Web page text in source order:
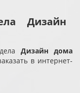
Дизайн
Дизайн дома
в интернет-